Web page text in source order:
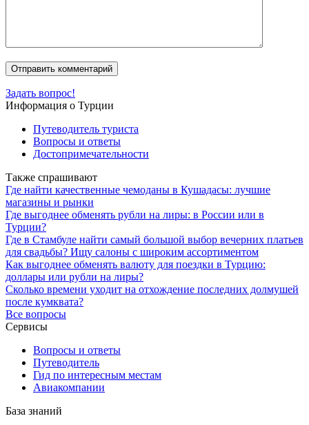
Задать вопрос!
Информация о Турции
Путеводитель туриста
Вопросы и ответы
Достопримечательности
Также спрашивают
Где найти качественные чемоданы в Кушaдасы: лучшие
магазины и рынки
Где выгоднее обменять рубли на лиры: в России или в
Турции?
Где в Стамбуле найти самый большой выбор вечерних платьев
для свадьбы? Ищу салоны с широким ассортиментом
Как выгоднее обменять валюту для поездки в Турцию:
доллары или рубли на лиры?
Сколько времени уходит на отхождение последних долмушей
после кумквата?
Все вопросы
Сервисы
Вопросы и ответы
Путеводитель
Гид по интересным местам
Авиакомпании
База знаний